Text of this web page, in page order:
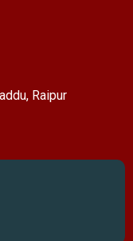
Raipur